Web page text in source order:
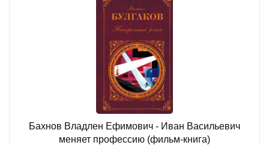
Бахнов Владлен Ефимович - Иван Васильевич
меняет профессию (фильм-книга)